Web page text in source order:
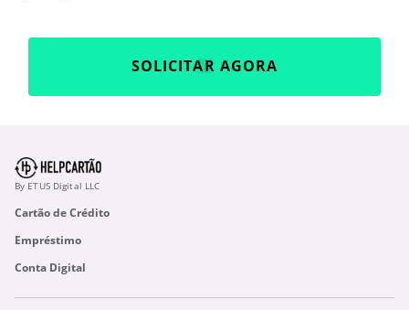
SOLICITAR AGORA
By ETUS Digital LLC
Cartão de Crédito
Empréstimo
Conta Digital